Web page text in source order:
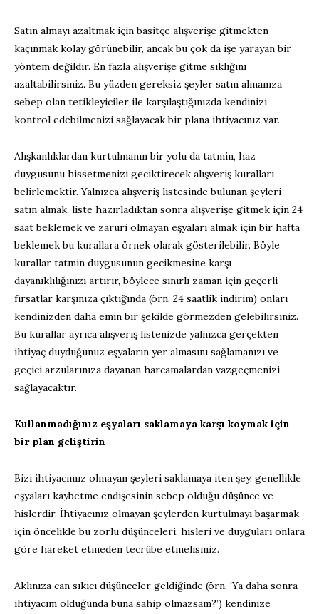
Satın almayı azaltmak için basitçe alışverişe gitmekten
kaçınmak kolay görünebilir, ancak bu çok da işe yarayan bir
yöntem değildir. En fazla alışverişe gitme sıklığını
azaltabilirsiniz. Bu yüzden gereksiz şeyler satın almanıza
sebep olan tetikleyiciler ile karşılaştığınızda kendinizi
kontrol edebilmenizi sağlayacak bir plana ihtiyacınız var.
Alışkanlıklardan kurtulmanın bir yolu da tatmin, haz
duygusunu hissetmenizi geciktirecek alışveriş kuralları
belirlemektir. Yalnızca alışveriş listesinde bulunan şeyleri
satın almak, liste hazırladıktan sonra alışverişe gitmek için 24
saat beklemek ve zaruri olmayan eşyaları almak için bir hafta
beklemek bu kurallara örnek olarak gösterilebilir. Böyle
kurallar tatmin duygusunun gecikmesine karşı
dayanıklılığınızı artırır, böylece sınırlı zaman için geçerli
fırsatlar karşınıza çıktığında (örn, 24 saatlik indirim) onları
kendinizden daha emin bir şekilde görmezden gelebilirsiniz.
Bu kurallar ayrıca alışveriş listenizde yalnızca gerçekten
ihtiyaç duyduğunuz eşyaların yer almasını sağlamanızı ve
geçici arzularınıza dayanan harcamalardan vazgeçmenizi
sağlayacaktır.
Kullanmadığınız eşyaları saklamaya karşı koymak için
bir plan geliştirin
Bizi ihtiyacımız olmayan şeyleri saklamaya iten şey, genellikle
eşyaları kaybetme endişesinin sebep olduğu düşünce ve
hislerdir. İhtiyacınız olmayan şeylerden kurtulmayı başarmak
için öncelikle bu zorlu düşünceleri, hisleri ve duyguları onlara
göre hareket etmeden tecrübe etmelisiniz.
Aklınıza can sıkıcı düşünceler geldiğinde (örn, ‘Ya daha sonra
ihtiyacım olduğunda buna sahip olmazsam?’) kendinize